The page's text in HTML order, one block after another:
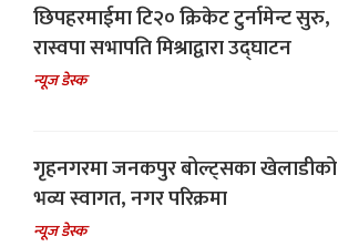
छिपहरमाईमा टि२० क्रिकेट टुर्नामेन्ट सुरु,
रास्वपा सभापति मिश्राद्वारा उद्घाटन
न्यूज डेस्क
गृहनगरमा जनकपुर बोल्ट्सका खेलाडीको
भव्य स्वागत, नगर परिक्रमा
न्यूज डेस्क